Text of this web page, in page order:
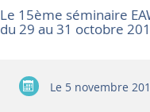
Le 15ème séminaire
du 29 au 31 octobre
Le 5 novembre